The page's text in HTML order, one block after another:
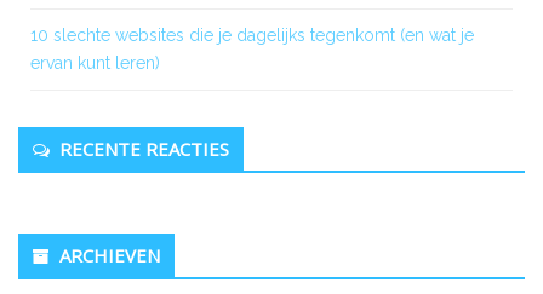
10 slechte websites die je dagelijks tegenkomt (en wat je
ervan kunt leren)
RECENTE REACTIES
ARCHIEVEN